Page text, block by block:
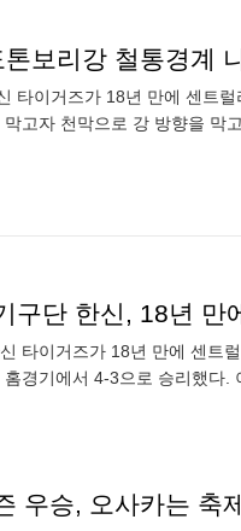
보리강 철통경계
타이거즈가 18년 만에 센트
고자 천막으로 강 방향을 막
구단 한신, 18년 만
타이거즈가 18년 만에 센트
경기에서 4-3으로 승리했다.
우승, 오사카는 축